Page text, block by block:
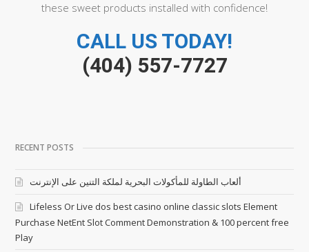
these sweet products installed with confidence!
CALL US TODAY!
(404) 557-7727
RECENT POSTS
ألعاب الطاولة للمأكولات البحرية لملكة التنين على الإنترنت
Lifeless Or Live dos best casino online classic slots Element
Purchase NetEnt Slot Comment Demonstration & 100 percent free
Play